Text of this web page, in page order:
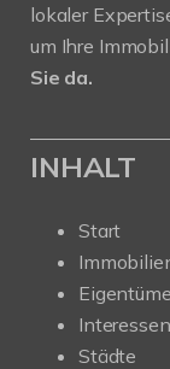
lokaler
um Ihre
Sie da.
INHALT
Start
Städte